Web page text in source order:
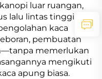
luar ruangan,
lalu lintas tinggi.
kaca
pembuatan
memerlukan
mengikuti
apung biasa.